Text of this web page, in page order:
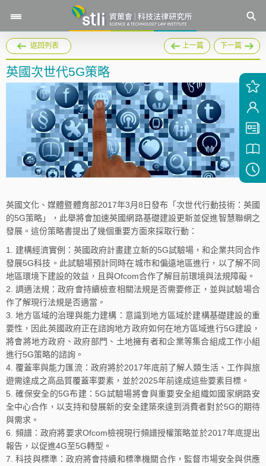
返回列表 上一篇 下一篇
英國次世代5G策略
英國文化、媒體暨體育部2017年3月8日發布「次世代行動技術：英國
的5G策略」，此舉將會加速英國網路基礎建設更新並促進智慧聯網之
發展。這份策略書提出了幾個重要方面來採取行動：
建構經濟實例：英國政府計畫建立新的5G試驗場，和企業共同合作
發展5G科技。此試驗場預計同時在城市和偏遠地區進行，以了解不同
地區環境下建設的效益，且與Ofcom合作了解目前環境與法規障礙。
調適法規：政府會持續檢查相關法規是否需要修正，並與試驗場合
作了解現行法規是否適當。
地方區域的治理與能力建構：意識到地方區域於建構基礎建設的重
要性，因此英國政府正在諮詢地方政府如何在地方區域進行5G建設，
將會將地方政府、政府部門、土地擁有者和企業等集合組成工作小組
進行5G策略的諮詢。
覆蓋率與能力匯流：政府將於2017年底前了解人類生活、工作與旅
遊需達成之高品質覆蓋率要素，並於2025年前達成這些要素目標。
確保安全的5G布建：5G試驗場將會與重要安全組織如國家網路安
全中心合作，以支持和發展新的安全建築來達到消費者對於5G的期待
與需求。
頻譜：政府將要求Ofcom檢視現行頻譜授權策略並於2017年底提出
報告，以促進4G至5G轉型。
科技與標準：政府將會持續和標準機關合作，監督市場安全與供應